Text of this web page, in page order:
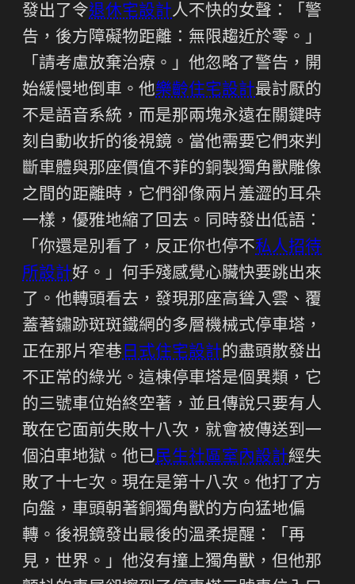
發出了令退休宅設計人不快的女聲：「警
告，後方障礙物距離：無限趨近於零。」
「請考慮放棄治療。」他忽略了警告，開
始緩慢地倒車。他樂齡住宅設計最討厭的
不是語音系統，而是那兩塊永遠在關鍵時
刻自動收折的後視鏡。當他需要它們來判
斷車體與那座價值不菲的銅製獨角獸雕像
之間的距離時，它們卻像兩片羞澀的耳朵
一樣，優雅地縮了回去。同時發出低語：
「你還是別看了，反正你也停不私人招待
所設計好。」何手殘感覺心臟快要跳出來
了。他轉頭看去，發現那座高聳入雲、覆
蓋著鏽跡斑斑鐵網的多層機械式停車塔，
正在那片窄巷日式住宅設計的盡頭散發出
不正常的綠光。這棟停車塔是個異類，它
的三號車位始終空著，並且傳說只要有人
敢在它面前失敗十八次，就會被傳送到一
個泊車地獄。他已民生社區室內設計經失
敗了十七次。現在是第十八次。他打了方
向盤，車頭朝著銅獨角獸的方向猛地偏
轉。後視鏡發出最後的溫柔提醒：「再
見，世界。」他沒有撞上獨角獸，但他那